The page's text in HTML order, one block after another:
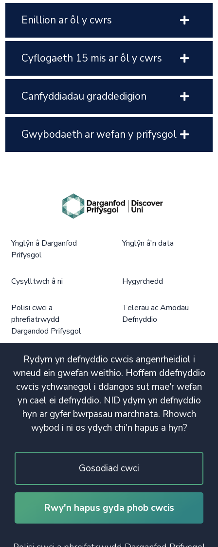
Enillion ar ôl y cwrs
Cyflogaeth 15 mis ar ôl y cwrs
Canfyddiadau graddedigion
Gwybodaeth ar wefan y prifysgol
Rydym yn defnyddio cwcis angenrheidiol i
wneud ein gwefan weithio. Hoffem ddefnyddio
cwcis ychwanegol i ddangos sut mae'r wefan
yn cael ei defnyddio. NID ydym yn defnyddio
hyn ar gyfer bwrpasau marchnata. Rhowch
wybod i ni os ydych chi'n hapus a hyn?
Gosodiad cwci
Rwy'n hapus gyda phob cwcis
Ynglŷn â Darganfod
Prifysgol
Ynglŷn â'n data
Cysylltwch â ni Hygyrchedd
Polisi cwci a
phrefiatrwydd
Dargandod Prifysgol
Telerau ac Amodau
Defnyddio
© Hawlfraint 2020. Cedwir Pob Hawl